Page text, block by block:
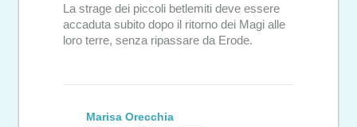
La strage dei piccoli betlemiti deve essere
accaduta subito dopo il ritorno dei Magi alle
loro terre, senza ripassare da Erode.
Marisa Orecchia